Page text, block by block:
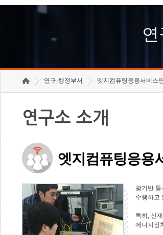
고
수
연구·행정부서 엣지컴퓨팅응용서비스
연구소 소개
엣지컴퓨팅응용
광기반
수행하고
특히, 신
에너지장